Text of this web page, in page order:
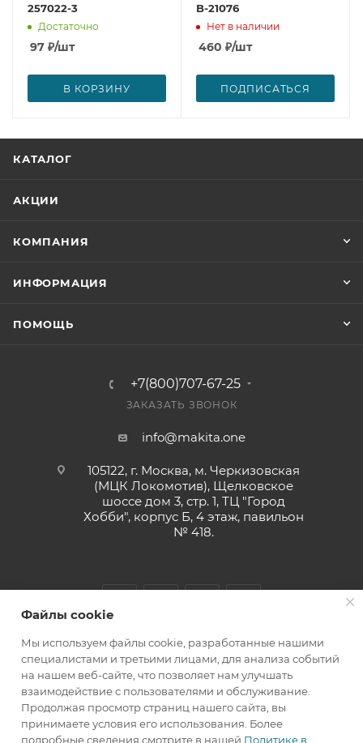
257022-3
Достаточно
97 ₽/шт
В КОРЗИНУ
B-21076
Нет в наличии
460 ₽/шт
ПОДПИСАТЬСЯ
КАТАЛОГ
АКЦИИ
КОМПАНИЯ
ИНФОРМАЦИЯ
ПОМОЩЬ
+7(800)707-67-25
ЗАКАЗАТЬ ЗВОНОК
info@makita.one
105122, г. Москва, м. Черкизовская
(МЦК Локомотив), Щелковское
шоссе дом 3, стр. 1, ТЦ "Город
Хобби", корпус Б, 4 этаж, павильон
№ 418.
MAKITA.ONE 2010-2026 © ООО "МАРКЕТ ТРЕЙДИНГ"
Файлы cookie
Мы используем файлы cookie, разработанные нашими
специалистами и третьими лицами, для анализа событий
на нашем веб-сайте, что позволяет нам улучшать
взаимодействие с пользователями и обслуживание.
Продолжая просмотр страниц нашего сайта, вы
принимаете условия его использования. Более
подробные сведения смотрите в нашей Политике в